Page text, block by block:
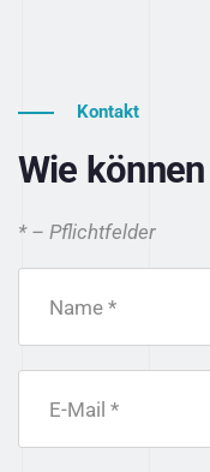
Kontakt
Wie
* – Pflichtfelder
Name *
E-Mail *